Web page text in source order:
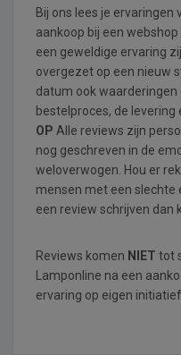
Bij ons lees je ervaringen
aankoop bij een
een geweldige ervaring
overgezet op een nieuw
datum ook waarderingen
bestelproces, de levering
OP Alle reviews zijn
nog geschreven in de
weloverwogen. Hou er
mensen met een slechte
een review schrijven dan
Reviews komen NIET tot
Lamponline na een
ervaring op eigen